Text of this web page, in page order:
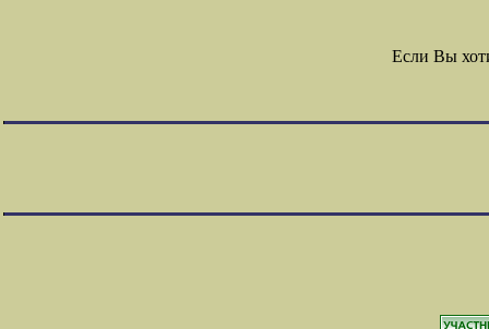
Если Вы